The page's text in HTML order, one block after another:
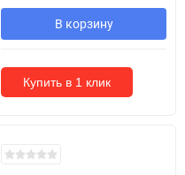
В корзину
Купить в 1 клик
Кожні 1500₴ чеку = 1 тестер